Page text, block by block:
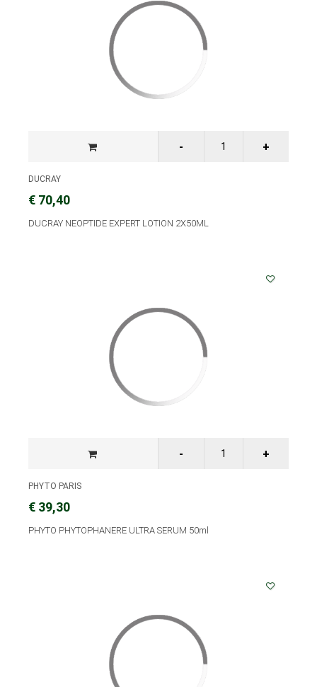
DUCRAY
€ 70,40
DUCRAY NEOPTIDE EXPERT LOTION 2X50ML
PHYTO PARIS
€ 39,30
PHYTO PHYTOPHANERE ULTRA SERUM 50ml